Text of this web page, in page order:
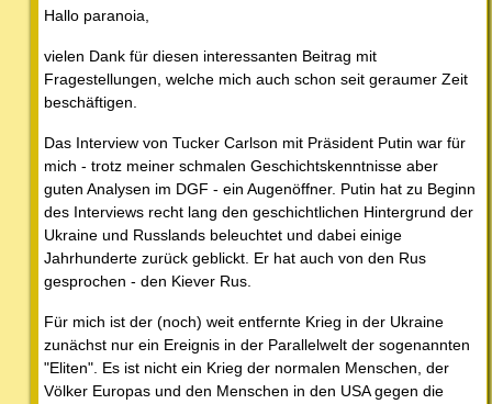
Hallo paranoia,
vielen Dank für diesen interessanten Beitrag mit
Fragestellungen, welche mich auch schon seit geraumer Zeit
beschäftigen.
Das Interview von Tucker Carlson mit Präsident Putin war für
mich - trotz meiner schmalen Geschichtskenntnisse aber
guten Analysen im DGF - ein Augenöffner. Putin hat zu Beginn
des Interviews recht lang den geschichtlichen Hintergrund der
Ukraine und Russlands beleuchtet und dabei einige
Jahrhunderte zurück geblickt. Er hat auch von den Rus
gesprochen - den Kiever Rus.
Für mich ist der (noch) weit entfernte Krieg in der Ukraine
zunächst nur ein Ereignis in der Parallelwelt der sogenannten
"Eliten". Es ist nicht ein Krieg der normalen Menschen, der
Völker Europas und den Menschen in den USA gegen die